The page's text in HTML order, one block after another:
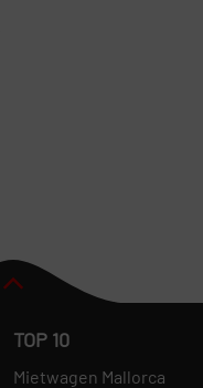
TOP 10
Mietwagen Mallorca